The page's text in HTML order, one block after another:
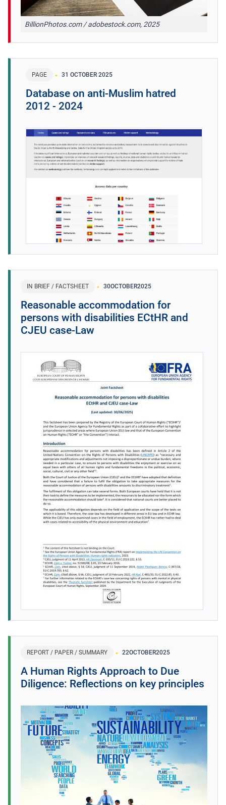
BillionPhotos.com / adobestock.com, 2025
PAGE 31 OCTOBER 2025
Database on anti-Muslim hatred
2012 - 2024
IN BRIEF / FACTSHEET 30OCTOBER2025
Reasonable accommodation for
persons with disabilities ECtHR and
CJEU case-Law
REPORT / PAPER / SUMMARY 22OCTOBER2025
A Human Rights Approach to Due
Diligence: Reflections on key principles